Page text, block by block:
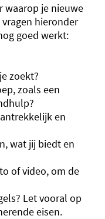
waarop je nieuwe
hieronder
goed werkt:
zoekt?
zoals een
en
wat jij biedt en
of video, om de
Let vooral op
eisen.